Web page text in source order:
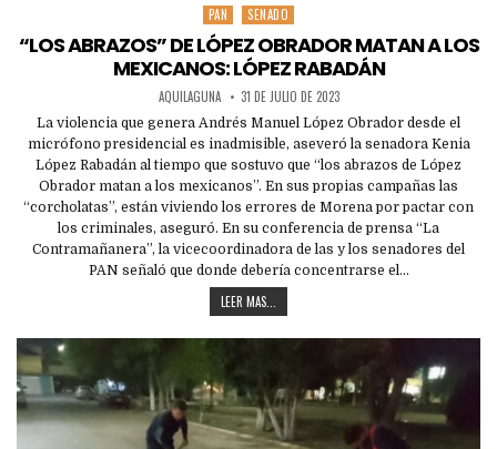
Posted
in
PAN SENADO
“LOS ABRAZOS” DE LÓPEZ OBRADOR MATAN A LOS
MEXICANOS: LÓPEZ RABADÁN
AQUILAGUNA 31 DE JULIO DE 2023
La violencia que genera Andrés Manuel López Obrador desde el
micrófono presidencial es inadmisible, aseveró la senadora Kenia
López Rabadán al tiempo que sostuvo que “los abrazos de López
Obrador matan a los mexicanos”. En sus propias campañas las
“corcholatas”, están viviendo los errores de Morena por pactar con
los criminales, aseguró. En su conferencia de prensa “La
Contramañanera”, la vicecoordinadora de las y los senadores del
PAN señaló que donde debería concentrarse el…
LEER MAS...